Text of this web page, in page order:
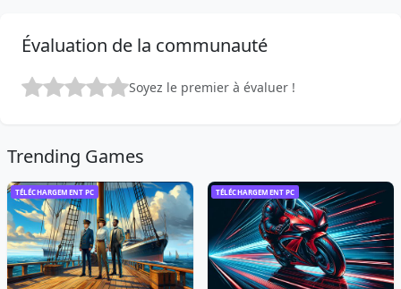
Évaluation de la communauté
Soyez le premier à évaluer !
Trending Games
TÉLÉCHARGEMENT PC TÉLÉCHARGEMENT PC